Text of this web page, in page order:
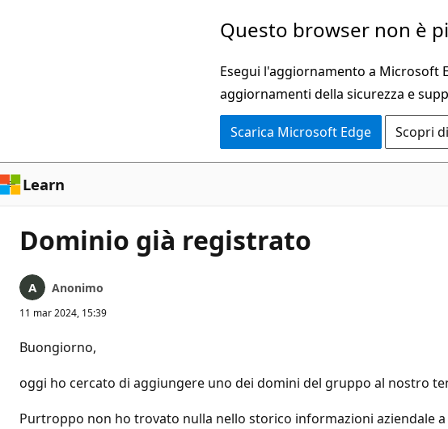
Questo browser non è
Esegui l'aggiornamento a Microsoft
aggiornamenti della sicurezza e
Scarica Microsoft Edge Scopri
Learn
Dominio già registrato
Anonimo
11 mar 2024, 15:39
Buongiorno,
oggi ho cercato di aggiungere uno dei domini del gruppo al nostro
Purtroppo non ho trovato nulla nello storico informazioni aziendale